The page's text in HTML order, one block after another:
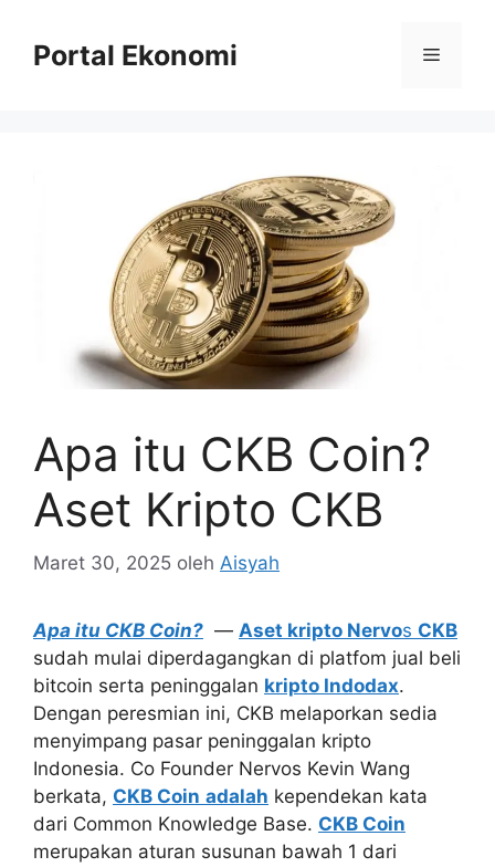
Portal Ekonomi Menu
Apa itu CKB Coin?
Aset Kripto CKB
Maret 30, 2025 oleh Aisyah
Apa itu CKB Coin? — Aset kripto Nervos CKB
sudah mulai diperdagangkan di platfom jual beli
bitcoin serta peninggalan kripto Indodax.
Dengan peresmian ini, CKB melaporkan sedia
menyimpang pasar peninggalan kripto
Indonesia. Co Founder Nervos Kevin Wang
berkata, CKB Coin adalah kependekan kata
dari Common Knowledge Base. CKB Coin
merupakan aturan susunan bawah 1 dari